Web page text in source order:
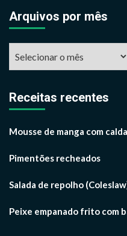
Arquivos por mês
Receitas recentes
Mousse de manga com
Pimentões recheados
Salada de repolho
Peixe empanado frito com